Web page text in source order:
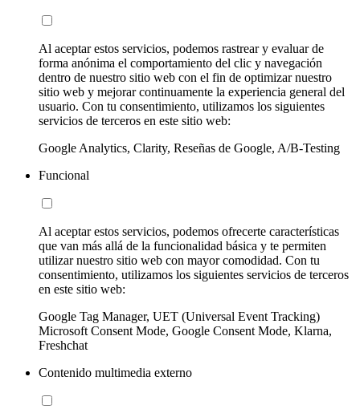
Al aceptar estos servicios, podemos rastrear y evaluar de
forma anónima el comportamiento del clic y navegación
dentro de nuestro sitio web con el fin de optimizar nuestro
sitio web y mejorar continuamente la experiencia general del
usuario. Con tu consentimiento, utilizamos los siguientes
servicios de terceros en este sitio web:
Google Analytics, Clarity, Reseñas de Google, A/B-Testing
Funcional
Al aceptar estos servicios, podemos ofrecerte características
que van más allá de la funcionalidad básica y te permiten
utilizar nuestro sitio web con mayor comodidad. Con tu
consentimiento, utilizamos los siguientes servicios de terceros
en este sitio web:
Google Tag Manager, UET (Universal Event Tracking)
Microsoft Consent Mode, Google Consent Mode, Klarna,
Freshchat
Contenido multimedia externo